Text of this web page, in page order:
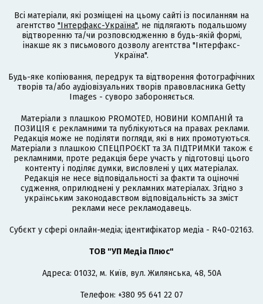
Всі матеріали, які розміщені на цьому сайті із посиланням на
агентство "Інтерфакс-Україна", не підлягають подальшому
відтворенню та/чи розповсюдженню в будь-якій формі,
інакше як з письмового дозволу агентства "Інтерфакс-
Україна".
Будь-яке копіювання, передрук та відтворення фотографічних
творів та/або аудіовізуальних творів правовласника Getty
Images - суворо забороняється.
Матеріали з плашкою PROMOTED, НОВИНИ КОМПАНІЙ та
ПОЗИЦІЯ є рекламними та публікуються на правах реклами.
Редакція може не поділяти погляди, які в них промотуються.
Матеріали з плашкою СПЕЦПРОЄКТ та ЗА ПІДТРИМКИ також є
рекламними, проте редакція бере участь у підготовці цього
контенту і поділяє думки, висловлені у цих матеріалах.
Редакція не несе відповідальності за факти та оціночні
судження, оприлюднені у рекламних матеріалах. Згідно з
українським законодавством відповідальність за зміст
реклами несе рекламодавець.
Cубєкт у сфері онлайн-медіа; ідентифікатор медіа - R40-02163.
ТОВ "УП Медіа Плюс"
Адреса: 01032, м. Київ, вул. Жилянська, 48, 50А
Телефон: +380 95 641 22 07